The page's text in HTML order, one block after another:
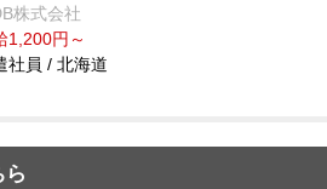
株式会社
1,200円～
社員 / 北海道
ら